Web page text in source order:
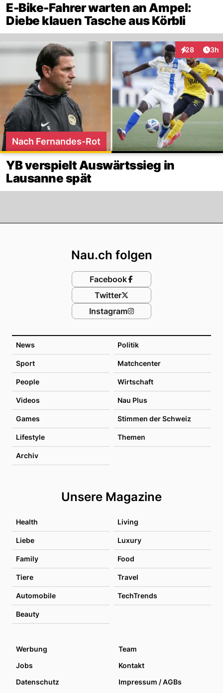
E-Bike-Fahrer warten an Ampel:
Diebe klauen Tasche aus Körbli
28
Interaktionen
3h
Nach Fernandes-Rot
YB verspielt Auswärtssieg in
Lausanne spät
News Politik
Sport Matchcenter
People Wirtschaft
Videos Nau Plus
Games Stimmen der Schweiz
Lifestyle Themen
Archiv
Unsere Magazine
Health Living
Liebe Luxury
Family Food
Tiere Travel
Automobile TechTrends
Beauty
Nau.ch folgen
Facebook
Twitter
Instagram
Werbung
Team
Jobs
Kontakt
Datenschutz
Impressum / AGBs